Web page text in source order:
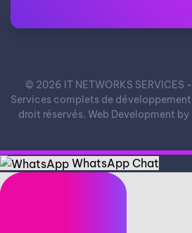
© 2026 IT NETWORKS
Services complets de développement
droit réservés. Web Development by
WhatsApp Chat